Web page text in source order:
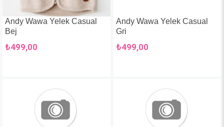
Andy Wawa Yelek Casual
Bej
₺499,00
Andy Wawa Yelek Casual
Gri
₺499,00